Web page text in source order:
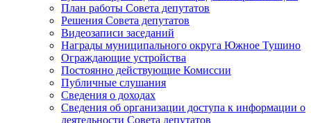
План работы Совета депутатов
Решения Совета депутатов
Видеозаписи заседаний
Награды муниципального округа Южное Тушино
Ограждающие устройства
Постоянно действующие Комиссии
Публичные слушания
Сведения о доходах
Сведения об организации доступа к информации о
деятельности Совета депутатов